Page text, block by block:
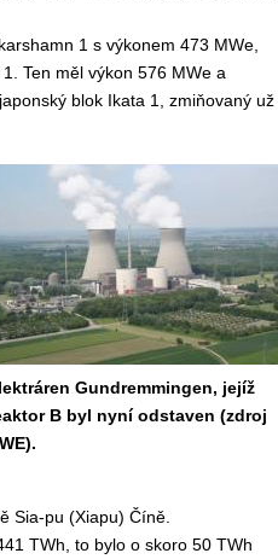
1 s výkonem 473 MWe,
Ten měl výkon 576 MWe a
blok Ikata 1, zmiňovaný už
Gundremmingen, jejíž
B byl nyní odstaven (zdroj
Sia-pu (Xiapu) Číně.
TWh, to bylo o skoro 50 TWh